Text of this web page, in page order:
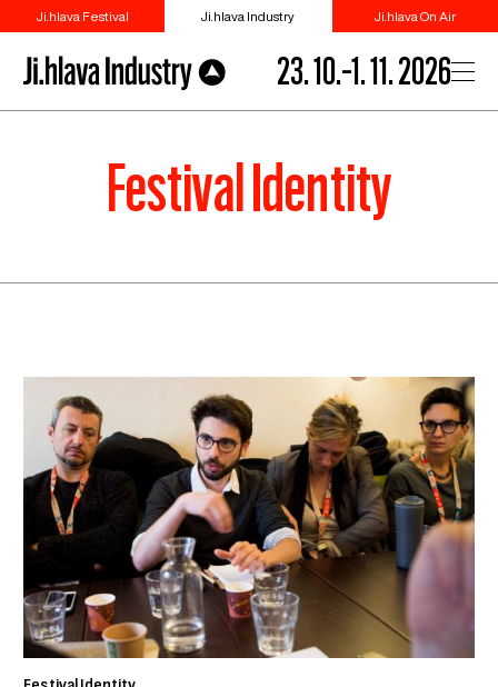
Ji.hlava Festival Ji.hlava Industry Ji.hlava On Air
23. 10.–1. 11. 2026
Festival Identity